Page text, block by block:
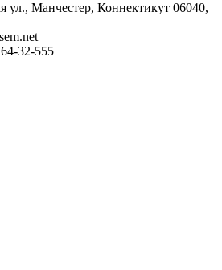
ул., Манчестер, Коннектикут 06040,
32-555